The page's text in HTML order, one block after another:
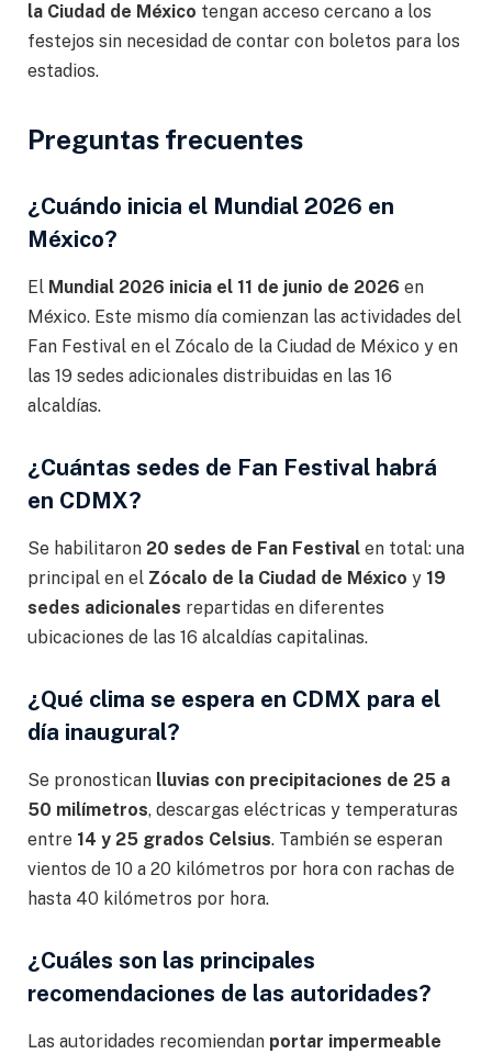
la Ciudad de México tengan acceso cercano a los
festejos sin necesidad de contar con boletos para los
estadios.
Preguntas frecuentes
¿Cuándo inicia el Mundial 2026 en
México?
El Mundial 2026 inicia el 11 de junio de 2026 en
México. Este mismo día comienzan las actividades del
Fan Festival en el Zócalo de la Ciudad de México y en
las 19 sedes adicionales distribuidas en las 16
alcaldías.
¿Cuántas sedes de Fan Festival habrá
en CDMX?
Se habilitaron 20 sedes de Fan Festival en total: una
principal en el Zócalo de la Ciudad de México y 19
sedes adicionales repartidas en diferentes
ubicaciones de las 16 alcaldías capitalinas.
¿Qué clima se espera en CDMX para el
día inaugural?
Se pronostican lluvias con precipitaciones de 25 a
50 milímetros, descargas eléctricas y temperaturas
entre 14 y 25 grados Celsius. También se esperan
vientos de 10 a 20 kilómetros por hora con rachas de
hasta 40 kilómetros por hora.
¿Cuáles son las principales
recomendaciones de las autoridades?
Las autoridades recomiendan portar impermeable